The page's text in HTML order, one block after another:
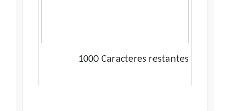
1000 Caracteres restantes